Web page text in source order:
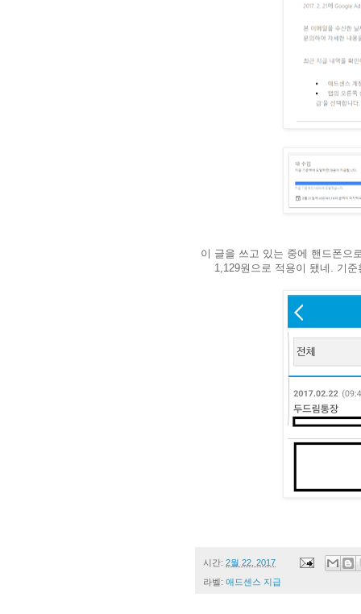
이 글을 쓰고 있는 중에 핸드폰으
1,129원으로 적용이 됐네. 기
시간: 2월 22, 2017
라벨: 애드센스 지급